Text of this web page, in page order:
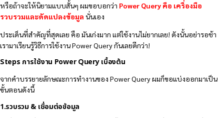
หรือถ้าจะให้นิยามแบบสั้นๆ ผมขอบอกว่า Power Query คือ เครื่องมือ
รวบรวมและดัดแปลงข้อมูล นั่นเอง
ประเด็นที่สำคัญที่สุดเลย คือ มันเก่งมาก แต่ใช้งานไม่ยากเลย! ดังนั้นอย่ารอช้า
เรามาเรียนรู้วิธีการใช้งาน Power Query กันเลยดีกว่า!
Steps การใช้งาน Power Query เบื้องต้น
จากคำบรรยายลักษณะการทำงานของ Power Query ผมก็ขอแบ่งออกมาเป็น
ขั้นตอนดังนี้
1.รวบรวม & เชื่อมต่อข้อมูล